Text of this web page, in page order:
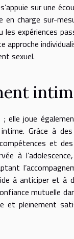
sur une
charge sur-
expériences
sexuel.
elle joue
Grâce à
compétences et
à
à anticiper et à
mutuelle
et pleinement